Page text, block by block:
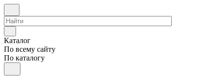
Каталог
По всему сайту
По каталогу